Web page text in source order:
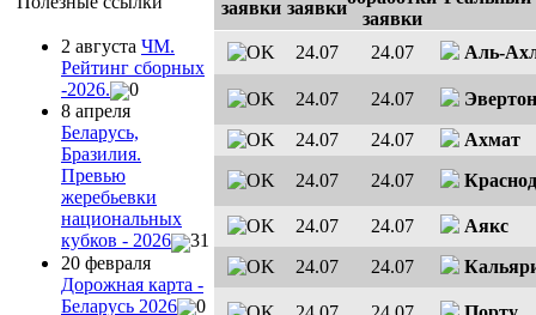
2 августа ЧМ.
Рейтинг сборных
-2026.
0
8 апреля
Беларусь,
Бразилия.
Превью
жеребьевки
национальных
кубков - 2026
31
20 февраля
Дорожная карта -
Беларусь 2026
0
заявки заявки
заявки
24.07 24.07 Аль-
24.07 24.07
Эвертон
24.07
24.07
Ахмат
24.07
24.07
24.07 24.07
Аякс
24.07
24.07